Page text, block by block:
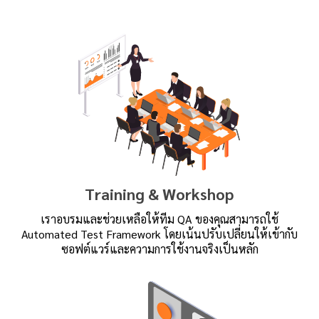
Training & Workshop
เราอบรมและช่วยเหลือให้ทีม QA ของคุณสามารถใช้
Automated Test Framework โดยเน้นปรับเปลี่ยนให้เข้ากับ
ซอฟต์แวร์และความการใช้งานจริงเป็นหลัก